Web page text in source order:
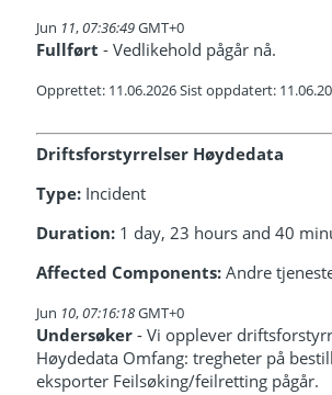
Jun 11,07:36:49GMT+0
Fullført - Vedlikehold pågår nå.
Opprettet: 11.06.2026 Sist oppdatert:
Driftsforstyrrelser Høydedata
Type: Incident
Duration: 1 day, 23 hours and 40
Affected Components: Andre
Jun 10,07:16:18GMT+0
Undersøker - Vi opplever
Høydedata Omfang: tregheter på
eksporter Feilsøking/feilretting pågår.